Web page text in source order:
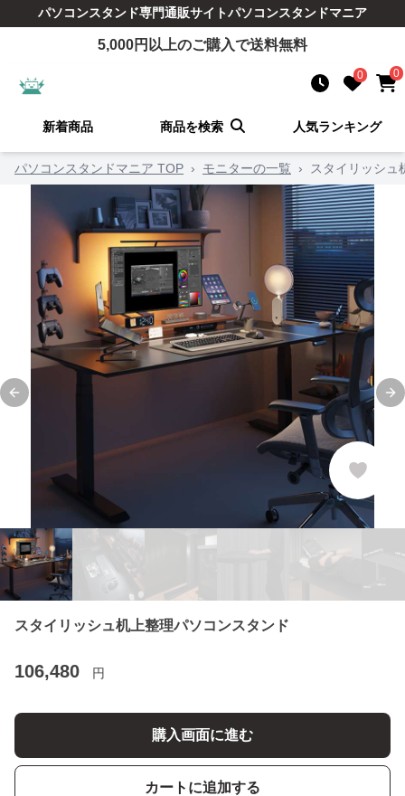
パソコンスタンド専門通販サイトパソコンスタンドマニア
5,000円以上のご購入で送料無料
0 0
新着商品 商品を検索 人気ランキング
パソコンスタンドマニア TOP › モニターの一覧 › スタイリッシュ
Previous slide
スタイリッシュ机上整理パソコンスタンド
106,480 円
購入画面に進む
カートに追加する